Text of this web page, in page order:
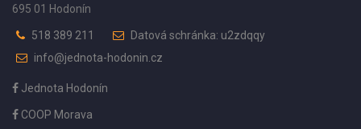
695 01 Hodonín
518 389 211
Datová schránka: u2zdqqy
info@jednota-hodonin.cz
Jednota Hodonín
COOP Morava